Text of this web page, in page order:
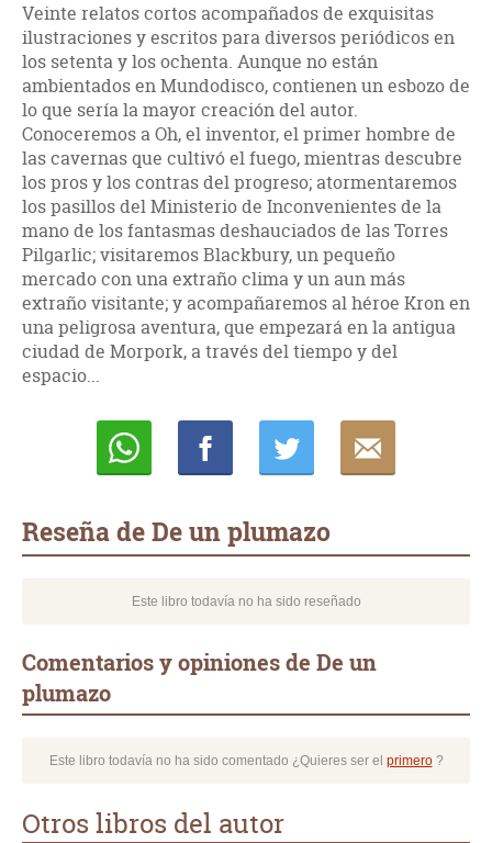
Veinte relatos cortos acompañados de exquisitas
ilustraciones y escritos para diversos periódicos en
los setenta y los ochenta. Aunque no están
ambientados en Mundodisco, contienen un esbozo de
lo que sería la mayor creación del autor.
Conoceremos a Oh, el inventor, el primer hombre de
las cavernas que cultivó el fuego, mientras descubre
los pros y los contras del progreso; atormentaremos
los pasillos del Ministerio de Inconvenientes de la
mano de los fantasmas deshauciados de las Torres
Pilgarlic; visitaremos Blackbury, un pequeño
mercado con una extraño clima y un aun más
extraño visitante; y acompañaremos al héroe Kron en
una peligrosa aventura, que empezará en la antigua
ciudad de Morpork, a través del tiempo y del
espacio...
Reseña de De un plumazo
Este libro todavía no ha sido reseñado
Comentarios y opiniones de De un
plumazo
Este libro todavía no ha sido comentado ¿Quieres ser el primero?
Otros libros del autor